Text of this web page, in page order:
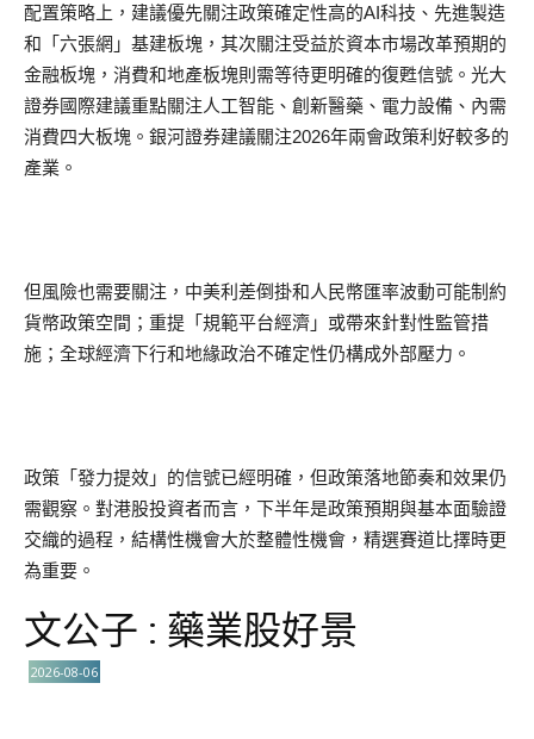
配置策略上，建議優先關注政策確定性高的AI科技、先進製造
和「六張網」基建板塊，其次關注受益於資本市場改革預期的
金融板塊，消費和地產板塊則需等待更明確的復甦信號。光大
證券國際建議重點關注人工智能、創新醫藥、電力設備、內需
消費四大板塊。銀河證券建議關注2026年兩會政策利好較多的
產業。
但風險也需要關注，中美利差倒掛和人民幣匯率波動可能制約
貨幣政策空間；重提「規範平台經濟」或帶來針對性監管措
施；全球經濟下行和地緣政治不確定性仍構成外部壓力。
政策「發力提效」的信號已經明確，但政策落地節奏和效果仍
需觀察。對港股投資者而言，下半年是政策預期與基本面驗證
交織的過程，結構性機會大於整體性機會，精選賽道比擇時更
為重要。
文公子 : 藥業股好景
2026-08-06